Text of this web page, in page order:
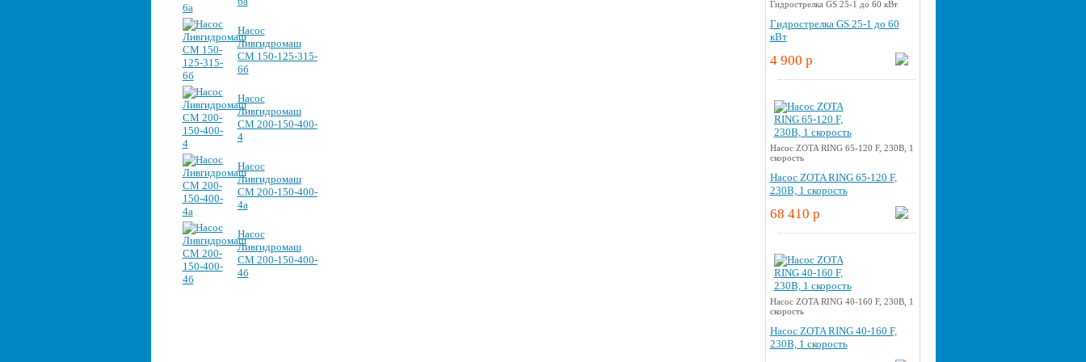
Насос
Ливгидромаш
СМ 150-125-315-
6б
Насос
Ливгидромаш
СМ 200-150-400-
4
Насос
Ливгидромаш
СМ 200-150-400-
4а
Насос
Ливгидромаш
СМ 200-150-400-
4б
Гидрострелка GS 25-1 до 60 кВт
Гидрострелка GS 25-1 до 60
кВт
4 900 p
Насос ZOTA RING 65-120 F, 230В, 1
скорость
Насос ZOTA RING 65-120 F,
230В, 1 скорость
68 410 p
Насос ZOTA RING 40-160 F, 230В, 1
скорость
Насос ZOTA RING 40-160 F,
230В, 1 скорость